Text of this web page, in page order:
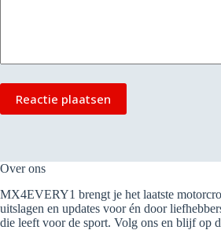
Reactie plaatsen
Over ons
MX4EVERY1 brengt je het laatste
uitslagen en updates voor én door
die leeft voor de sport. Volg ons en blijf op